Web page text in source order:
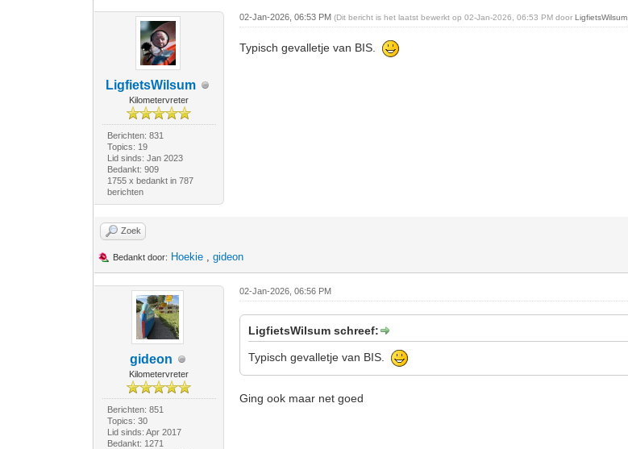
LigfietsWilsum
Kilometervreter
Berichten: 831
Topics: 19
Lid sinds: Jan 2023
Bedankt: 909
1755 x bedankt in 787
berichten
02-Jan-2026, 06:53 PM(Dit bericht is het laatst bewerkt op 02-Jan-2026, 06:53 PM doorLigfietsWilsum
Typisch gevalletje van BIS.
Zoek
Bedankt door: Hoekie ,gideon
gideon
Kilometervreter
Berichten: 851
Topics: 30
Lid sinds: Apr 2017
Bedankt: 1271
02-Jan-2026, 06:56 PM
LigfietsWilsum schreef:
Typisch gevalletje van BIS.
Ging ook maar net goed